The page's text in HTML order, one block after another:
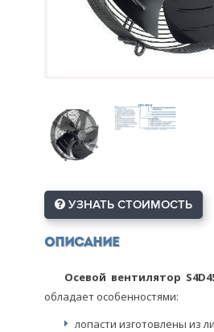
УЗНАТЬ СТОИМОСТЬ
Описание
Осевой вентилятор
обладает особенностями:
лопасти изготовлены из